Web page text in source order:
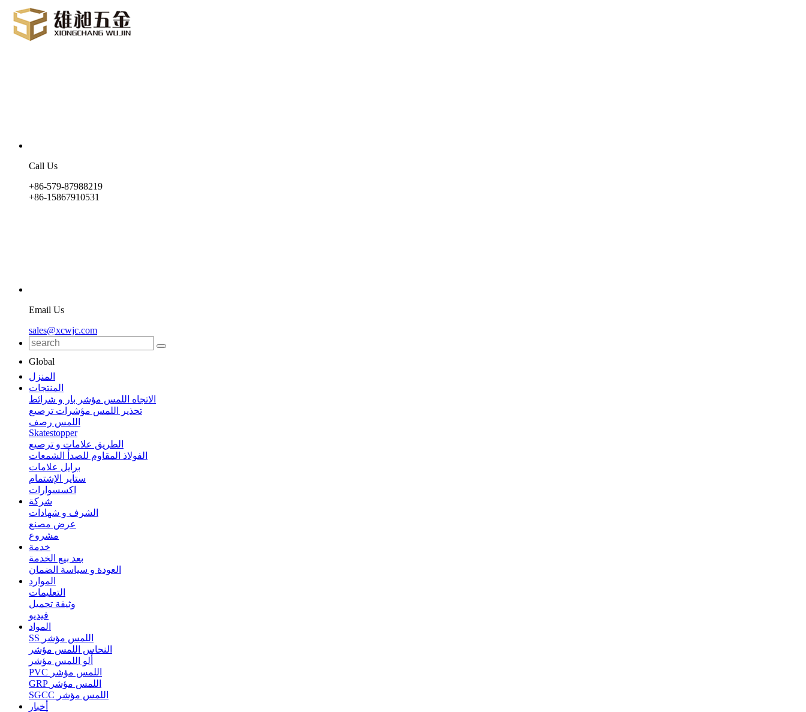
Call Us
+86-579-87988219
+86-15867910531
Email Us
sales@xcwjc.com
Global
المنزل
المنتجات
الاتجاه اللمس مؤشر بار و شرائط
تحذير اللمس مؤشرات ترصيع
اللمس رصف
Skatestopper
الطريق علامات و ترصيع
الفولاذ المقاوم للصدأ الشمعات
برايل علامات
ستاير الإشتمام
اكسسوارات
شركة
الشرف و شهادات
عرض مصنع
مشروع
خدمة
بعد بيع الخدمة
العودة و سياسة الضمان
الموارد
التعليمات
وثيقة تحميل
فيديو
المواد
SS اللمس مؤشر
النحاس اللمس مؤشر
ألو اللمس مؤشر
PVC اللمس مؤشر
GRP اللمس مؤشر
SGCC اللمس مؤشر
أخبار